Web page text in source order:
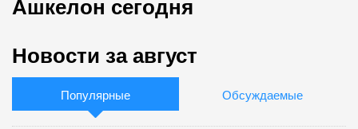
Ашкелон сегодня
Новости за август
Популярные Обсуждаемые